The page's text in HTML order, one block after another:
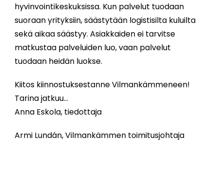
hyvinvointikeskuksissa. Kun palvelut tuodaan
suoraan yrityksiin, säästytään logistisilta kuluilta
sekä aikaa säästyy. Asiakkaiden ei tarvitse
matkustaa palveluiden luo, vaan palvelut
tuodaan heidän luokse.
Kiitos kiinnostuksestanne Vilmankämmeneen!
Tarina jatkuu…
Anna Eskola, tiedottaja
Armi Lundán, Vilmankämmen toimitusjohtaja